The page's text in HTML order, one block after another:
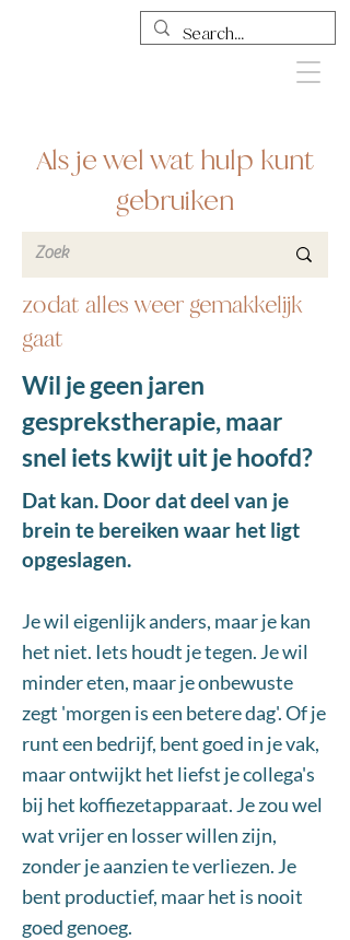
Als je wel wat hulp kunt
gebruiken
zodat alles weer gemakkelijk
gaat
Wil je geen jaren
gesprekstherapie, maar
snel iets kwijt uit je hoofd?
Dat kan. Door dat deel van je
brein te bereiken waar het ligt
opgeslagen.
Je wil eigenlijk anders, maar je kan
het niet. Iets houdt je tegen. Je wil
minder eten, maar je onbewuste
zegt 'morgen is een betere dag'. Of je
runt een bedrijf, bent goed in je vak,
maar ontwijkt het liefst je collega's
bij het koffiezetapparaat. Je zou wel
wat vrijer en losser willen zijn,
zonder je aanzien te verliezen. Je
bent productief, maar het is nooit
goed genoeg.